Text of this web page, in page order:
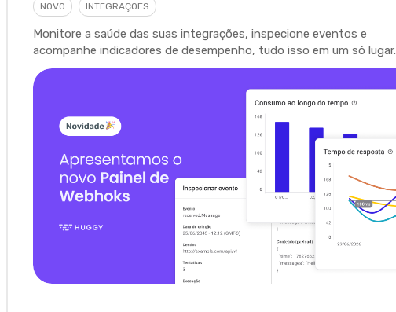
NOVO INTEGRAÇÕES
Monitore a saúde das suas integrações, inspecione eventos e
acompanhe indicadores de desempenho, tudo isso em um só lugar.